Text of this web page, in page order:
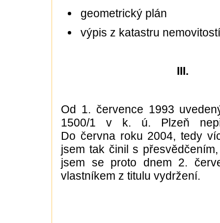
geometrický plán
výpis z katastru nemovitostí
III.
Od 1. července 1993
1500/1 v k. ú. Plzeň
Do června roku 2004, tedy
jsem tak činil s
jsem se proto dnem 2.
vlastníkem z titulu vydržení.